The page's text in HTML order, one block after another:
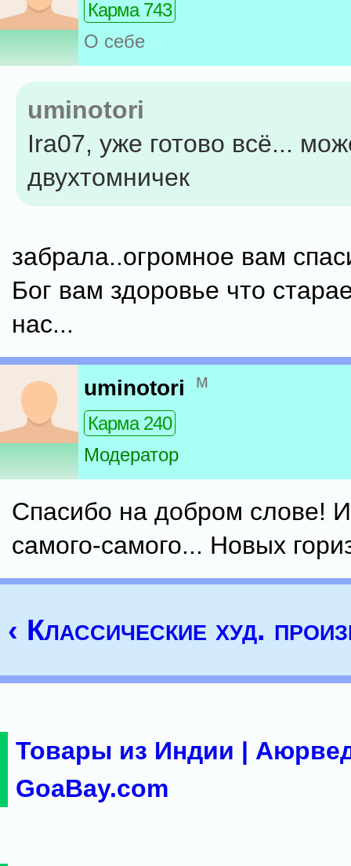
Карма 743
О себе
uminotori
Ira07, уже готово всё...
двухтомничек
забрала..огромное вам
Бог вам здоровье что
нас...
uminotori м
Карма 240
Модератор
Спасибо на добром слове!
самого-самого... Новых
‹ Классические худ.
Товары из Индии |
GoaBay.com